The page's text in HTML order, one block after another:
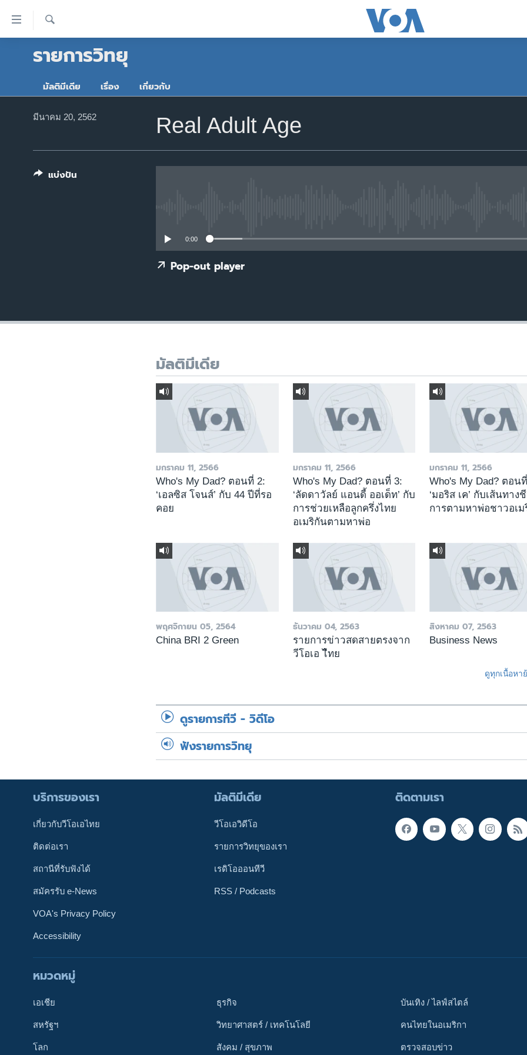
เนื้อหา
หน้าหลัก
เอเชีย
สหรัฐฯ
วิทยาศาสตร์
ติดตามเรา
รายการวิทยุ
มัลติมีเดีย เรื่อง เกี่ยวกับ
Real Adult Age
มีนาคม 20, 2562
0:00
Pop-out player
แบ่งปัน
มัลติมีเดีย
มกราคม 11, 2566
Who's My Dad? ตอนที่ 2:
‘เอลซิส โจนส์’ กับ 44 ปีที่รอ
คอย
มกราคม 11, 2566
Who's My Dad? ตอนที่ 3:
‘ลัดดาวัลย์ แอนดี้ ออเด็ท’ กับ
การช่วยเหลือลูกครึ่งไทย
อเมริกันตามหาพ่อ
มกราคม 11, 2566
Who's My Dad? ตอน
‘มอริส เค’ กับเส้นทาง
การตามหาพ่อชาวอเ
พฤศจิกายน 05, 2564
China BRI 2 Green
ธันวาคม 04, 2563
รายการข่าวสดสายตรงจาก
วีโอเอ ไืทย
สิงหาคม 07, 2563
Business News
ดูทุกเนื้อหา
ดูรายการทีวี - วิดีโอ
ฟังรายการวิทยุ
ติดตามเรา
บริการของเรา
เกี่ยวกับวีโอเอไทย
ติดต่อเรา
สถานีที่รับฟังได้
สมัครรับ e-News
VOA's Privacy Policy
Accessibility
มัลติมีเดีย
วีโอเอวิดีโอ
รายการวิทยุของเรา
เรดิโอออนทีวี
RSS / Podcasts
หมวดหมู่
เอเชีย
สหรัฐฯ
โลก
ธุรกิจ
วิทยาศาสตร์ / เทคโนโลยี
สังคม / สุขภาพ
บันเทิง / ไลฟ์สไตล์
คนไทยในอเมริกา
ตรวจสอบข่าว